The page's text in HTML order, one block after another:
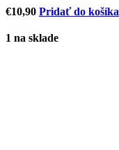
€10,90 Pridať do košíka
1 na sklade